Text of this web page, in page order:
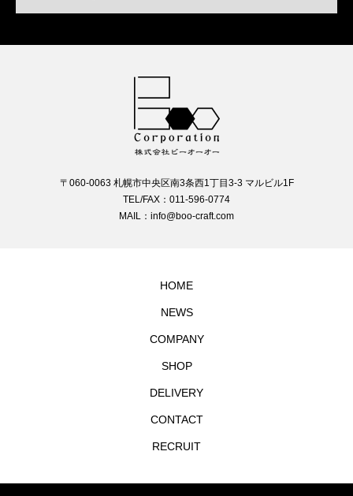
〒060-0063 札幌市中央区南3条西1丁目3-3 マルビル1F
TEL/FAX：011-596-0774
MAIL：info@boo-craft.com
HOME
NEWS
COMPANY
SHOP
DELIVERY
CONTACT
RECRUIT